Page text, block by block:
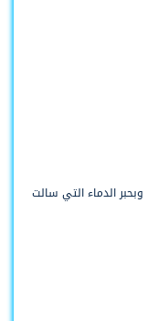
وبحبر الدماء التي سالت